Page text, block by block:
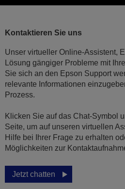
Kontaktieren Sie uns
Unser virtueller Online-Assistent,
Lösung gängiger Probleme mit
Sie sich an den Epson Support
relevante Informationen
Prozess.
Klicken Sie auf das Chat-Symbol
Seite, um auf unseren virtuellen
Hilfe bei Ihrer Frage zu erhalten
Möglichkeiten zur
Jetzt chatten